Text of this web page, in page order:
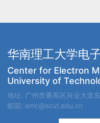
华南理工大学电
Center for Electron
University of
地址: 广州市番禺区兴业大道
邮箱: emc@scut.edu.cn